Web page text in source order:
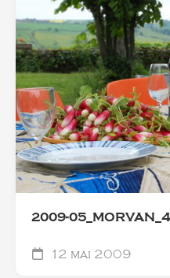
2009-
12 mai 2009